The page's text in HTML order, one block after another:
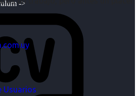
->
Usuarios